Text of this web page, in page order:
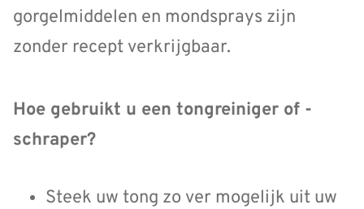
gorgelmiddelen en mondsprays zijn
zonder recept verkrijgbaar.
Hoe gebruikt u een tongreiniger of -
schraper?
Steek uw tong zo ver mogelijk uit uw